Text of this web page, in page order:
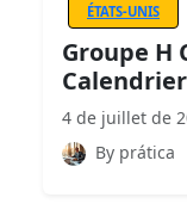
ÉTATS-UNIS
Groupe H
4 de juillet de
By prática